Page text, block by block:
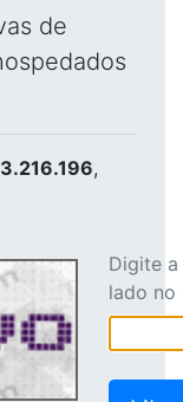
de
,
Digite
lado no